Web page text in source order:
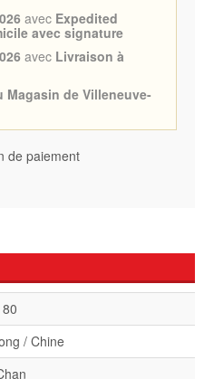
avec Expedited
avec signature
avec Livraison à
Magasin de Villeneuve-
/ Chine